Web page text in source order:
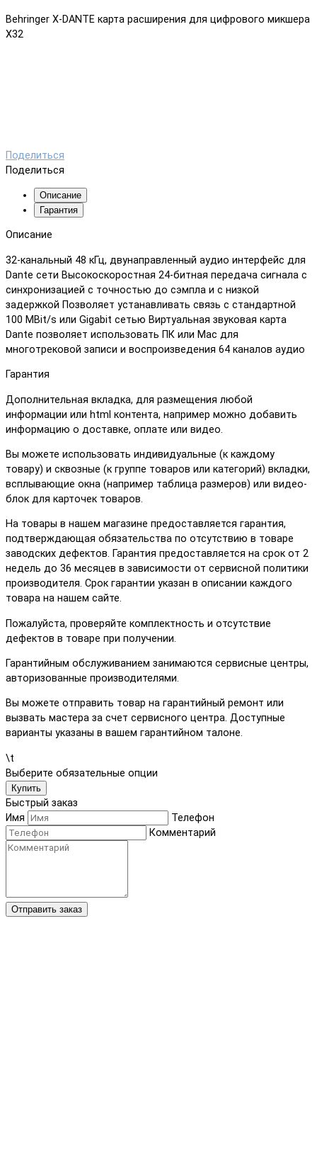
Behringer X-DANTE карта расширения для цифрового микшера
Х32
Поделиться
Поделиться
Описание
Гарантия
Описание
32-канальный 48 кГц, двунаправленный аудио интерфейс для
Dante сети Высокоскоростная 24-битная передача сигнала с
синхронизацией с точностью до сэмпла и с низкой
задержкой Позволяет устанавливать связь с стандартной
100 MBit/s или Gigabit сетью Виртуальная звуковая карта
Dante позволяет использовать ПК или Мас для
многотрековой записи и воспроизведения 64 каналов аудио
Гарантия
Дополнительная вкладка, для размещения любой
информации или html контента, например можно добавить
информацию о доставке, оплате или видео.
Вы можете использовать индивидуальные (к каждому
товару) и сквозные (к группе товаров или категорий) вкладки,
всплывающие окна (например таблица размеров) или видео-
блок для карточек товаров.
На товары в нашем магазине предоставляется гарантия,
подтверждающая обязательства по отсутствию в товаре
заводских дефектов. Гарантия предоставляется на срок от 2
недель до 36 месяцев в зависимости от сервисной политики
производителя. Срок гарантии указан в описании каждого
товара на нашем сайте.
Пожалуйста, проверяйте комплектность и отсутствие
дефектов в товаре при получении.
Гарантийным обслуживанием занимаются сервисные центры,
авторизованные производителями.
Вы можете отправить товар на гарантийный ремонт или
вызвать мастера за счет сервисного центра. Доступные
варианты указаны в вашем гарантийном талоне.
\t
Выберите обязательные опции
Купить
Быстрый заказ
Имя
Телефон
Комментарий
Отправить заказ